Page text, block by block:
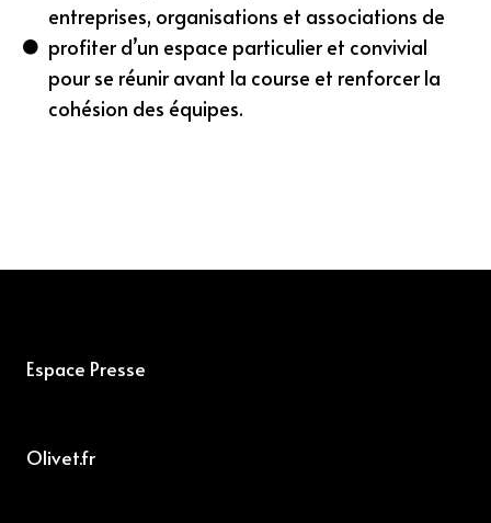
entreprises, organisations et associations de
profiter d’un espace particulier et convivial
pour se réunir avant la course et renforcer la
cohésion des équipes.
Espace Presse
Olivet.fr